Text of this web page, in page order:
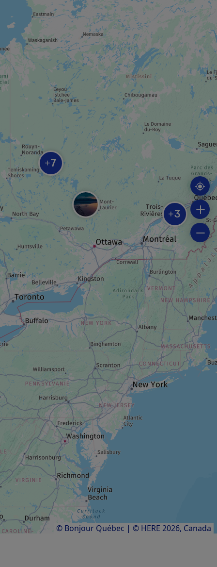
CENTRE / GALERIE D'ART
Centre d’exposition VOART
ROUTE / CIRCUIT TOURISTIQUE
Parcours théâtral Val-d’Or vous raconte son
histoire
PARC RÉGIONAL / MUNICIPAL
Forêt Piché-Lemoine
PLAGE
Plage municipale Rotary
JARDIN
Jardins à fleur de peau
HÉBERGEMENT
Kinawit
RESTAURANT
Chocolaterie Choco-Mango
PARC ET RÉSERVE
Parc Belvédère
Résultats1 à 11
+3
+7
© Bonjour Québec | © HERE 2026, Canada